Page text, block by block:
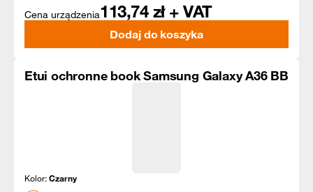
Cena urządzenia113,74 zł + VAT
Dodaj do koszyka
Etui ochronne book Samsung Galaxy A36 BB
Kolor:Czarny